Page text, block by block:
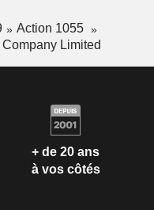
Action 1055
Limited
+ de 20 ans
à vos côtés